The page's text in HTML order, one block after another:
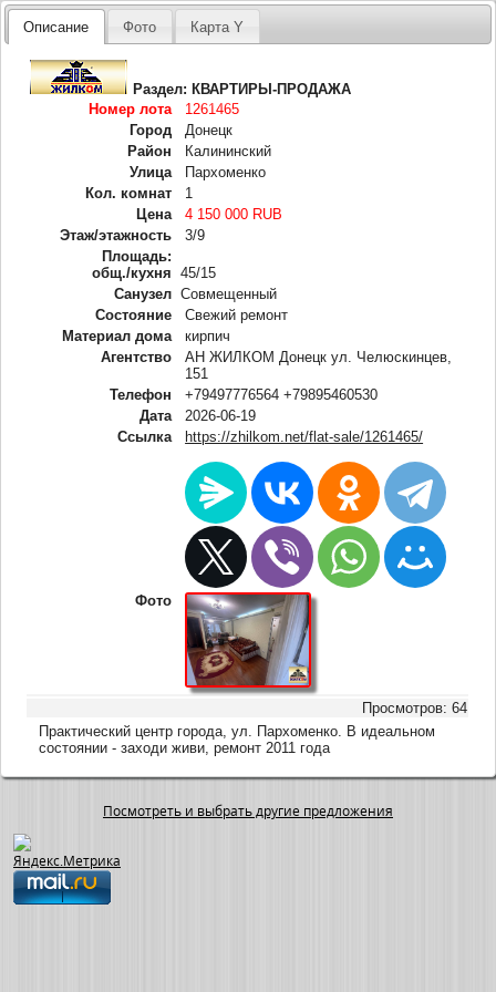
Описание Фото Карта Y
Раздел:КВАРТИРЫ-ПРОДАЖА
Номер лота
1261465
Город
Донецк
Район
Калининский
Улица
Пархоменко
Кол. комнат
1
Цена
4 150 000 RUB
Этаж/этажность
3/9
Площадь:
общ./кухня
45/15
Санузел Совмещенный
Состояние
Свежий ремонт
Материал дома
кирпич
Агентство
АН ЖИЛКОМ Донецк ул. Челюскинцев,
151
Телефон
+79497776564 +79895460530
Дата
2026-06-19
Ссылка
https://zhilkom.net/flat-sale/1261465/
Фото
Просмотров: 64
Практический центр города, ул. Пархоменко. В идеальном
состоянии - заходи живи, ремонт 2011 года
Посмотреть и выбрать другие предложения